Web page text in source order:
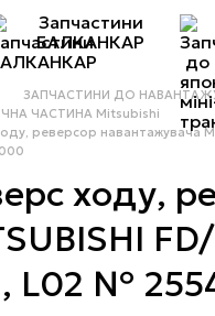
Запчастини
БАЛКАНКАР
ЗАПЧАСТИНИ ДО
ЧАСТИНА Mitsubishi
реверсор навантажувача
ходу,
L02 №